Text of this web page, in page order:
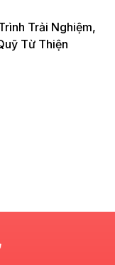
Trải Nghiệm,
Từ Thiện